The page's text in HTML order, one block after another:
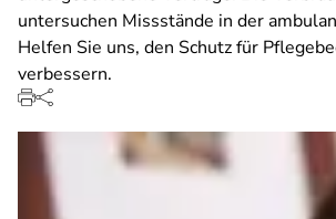
untersuchen Missstände in der
Helfen Sie uns, den Schutz für
verbessern.